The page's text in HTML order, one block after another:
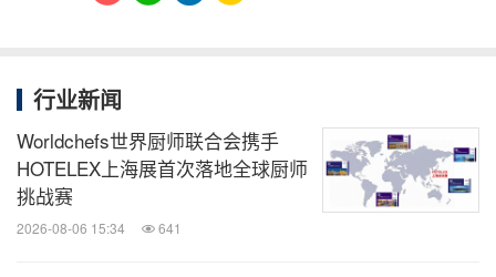
行业新闻
Worldchefs世界厨师联合会携手
HOTELEX上海展首次落地全球厨师
挑战赛
2026-08-06 15:34 641